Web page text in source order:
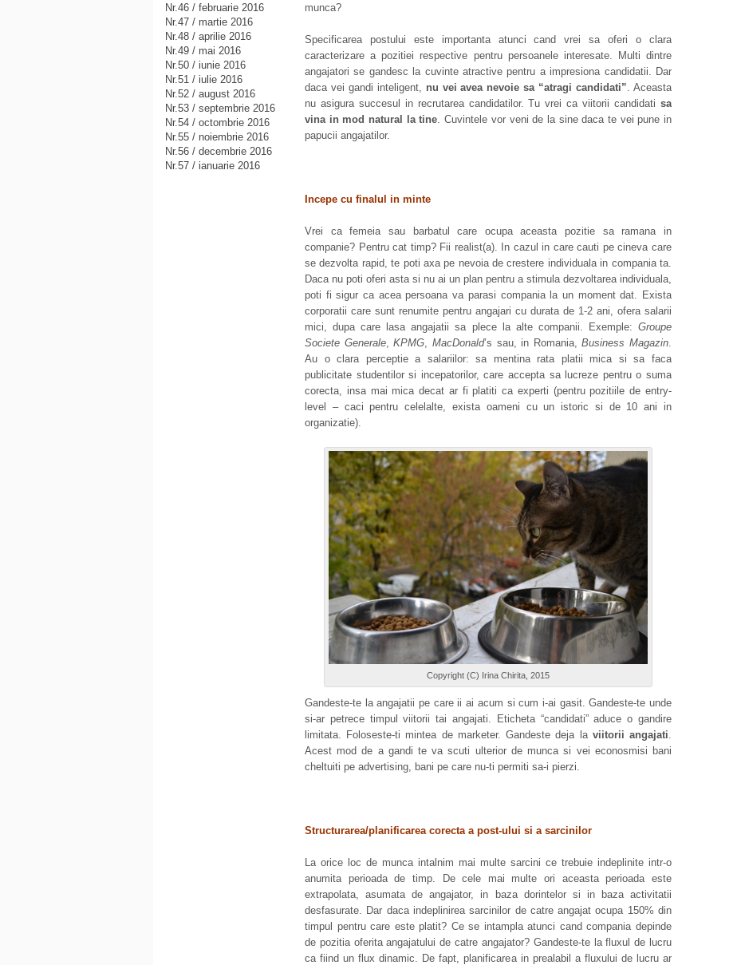
munca?
Specificarea postului este importanta atunci cand vrei sa oferi o clara
caracterizare a pozitiei respective pentru persoanele interesate. Multi dintre
angajatori se gandesc la cuvinte atractive pentru a impresiona candidatii. Dar
daca vei gandi inteligent, nu vei avea nevoie sa “atragi candidati”. Aceasta
nu asigura succesul in recrutarea candidatilor. Tu vrei ca viitorii candidati sa
vina in mod natural la tine. Cuvintele vor veni de la sine daca te vei pune in
papucii angajatilor.
Incepe cu finalul in minte
Vrei ca femeia sau barbatul care ocupa aceasta pozitie sa ramana in
companie? Pentru cat timp? Fii realist(a). In cazul in care cauti pe cineva care
se dezvolta rapid, te poti axa pe nevoia de crestere individuala in compania ta.
Daca nu poti oferi asta si nu ai un plan pentru a stimula dezvoltarea individuala,
poti fi sigur ca acea persoana va parasi compania la un moment dat. Exista
corporatii care sunt renumite pentru angajari cu durata de 1-2 ani, ofera salarii
mici, dupa care lasa angajatii sa plece la alte companii. Exemple: Groupe
Societe Generale,KPMG, MacDonald’s sau, in Romania,Business Magazin.
Au o clara perceptie a salariilor: sa mentina rata platii mica si sa faca
publicitate studentilor si incepatorilor, care accepta sa lucreze pentru o suma
corecta, insa mai mica decat ar fi platiti ca experti (pentru pozitiile de entry-
level – caci pentru celelalte, exista oameni cu un istoric si de 10 ani in
organizatie).
Copyright (C) Irina Chirita, 2015
Gandeste-te la angajatii pe care ii ai acum si cum i-ai gasit. Gandeste-te unde
si-ar petrece timpul viitorii tai angajati. Eticheta “candidati” aduce o gandire
limitata. Foloseste-ti mintea de marketer. Gandeste deja la viitorii angajati
Acest mod de a gandi te va scuti ulterior de munca si vei econosmisi bani
cheltuiti pe advertising, bani pe care nu-ti permiti sa-i pierzi.
Structurarea/planificarea corecta a post-ului si a sarcinilor
La orice loc de munca intalnim mai multe sarcini ce trebuie indeplinite intr-o
anumita perioada de timp. De cele mai multe ori aceasta perioada este
extrapolata, asumata de angajator, in baza dorintelor si in baza activitatii
desfasurate. Dar daca indeplinirea sarcinilor de catre angajat ocupa 150% din
timpul pentru care este platit? Ce se intampla atunci cand compania depinde
de pozitia oferita angajatului de catre angajator? Gandeste-te la fluxul de lucru
ca fiind un flux dinamic. De fapt, planificarea in prealabil a fluxului de lucru ar
Nr.46 / februarie 2016
Nr.47 / martie 2016
Nr.48 / aprilie 2016
Nr.49 / mai 2016
Nr.50 / iunie 2016
Nr.51 / iulie 2016
Nr.52 / august 2016
Nr.53 / septembrie 2016
Nr.54 / octombrie 2016
Nr.55 / noiembrie 2016
Nr.56 / decembrie 2016
Nr.57 / ianuarie 2016